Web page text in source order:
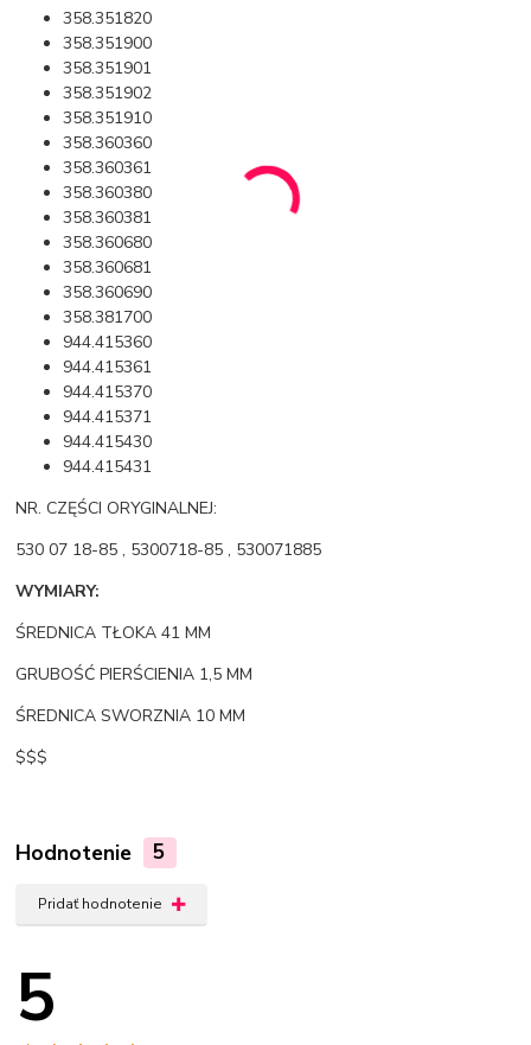
358.351820
358.351900
358.351901
358.351902
358.351910
358.360360
358.360361
358.360380
358.360381
358.360680
358.360681
358.360690
358.381700
944.415360
944.415361
944.415370
944.415371
944.415430
944.415431
NR. CZĘŚCI ORYGINALNEJ:
530 07 18-85 , 5300718-85 , 530071885
WYMIARY:
ŚREDNICA TŁOKA 41 MM
GRUBOŚĆ PIERŚCIENIA 1,5 MM
ŚREDNICA SWORZNIA 10 MM
$$$
Hodnotenie 5
Pridať hodnotenie
5